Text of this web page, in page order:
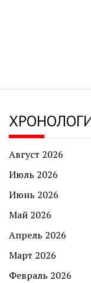
Август 2026
Июль 2026
Июнь 2026
Май 2026
Апрель 2026
Март 2026
Февраль 2026